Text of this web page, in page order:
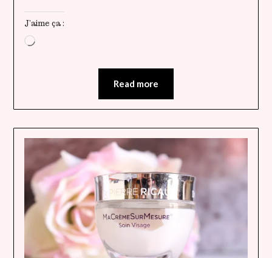
J’aime ça :
Chargement…
Read more